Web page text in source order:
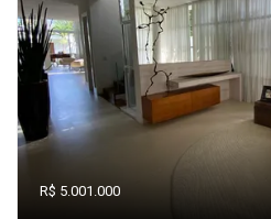
R$ 5.001.000